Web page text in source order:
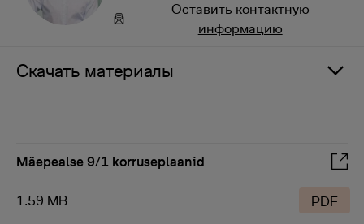
Oставить контактную
информацию
Скачать материалы
Mäepealse 9/1 korruseplaanid
1.59 MB PDF